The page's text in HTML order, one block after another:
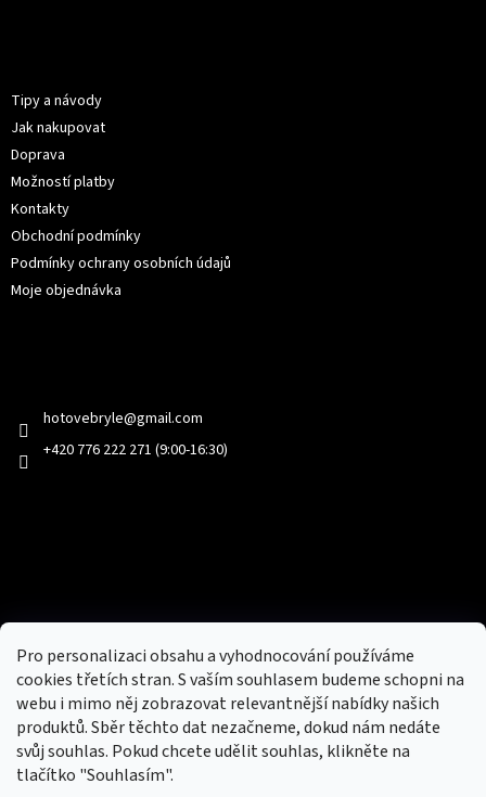
Pro personalizaci obsahu a vyhodnocování používáme
cookies třetích stran. S vaším souhlasem budeme schopni na
webu i mimo něj zobrazovat relevantnější nabídky našich
produktů. Sběr těchto dat nezačneme, dokud nám nedáte
svůj souhlas. Pokud chcete udělit souhlas, klikněte na
tlačítko "Souhlasím".
Tipy a návody
Jak nakupovat
Doprava
Možností platby
Kontakty
Obchodní podmínky
Podmínky ochrany osobních údajů
Moje objednávka
hotovebryle@gmail.com
+420 776 222 271 (9:00-16:30)
Přijímáme online platby